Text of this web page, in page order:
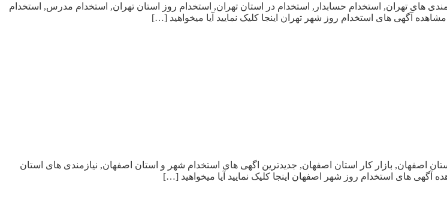
کار تهران, نیازمندی های تهران, استخدام حسابدار, استخدام در استان تهران, استخدام روز استان تهران, استخدام مدرس, استخدام
آگهی های استخدام روز شهر تهران اینجا کلیک نمایید آیا میخواهید […]
استخدام های استان اصفهان, بازار کار استان اصفهان, جدیدترین اگهی های استخدام شهر و استان اصفهان, نیازمندی های استان
های استخدام روز شهر اصفهان اینجا کلیک نمایید آیا میخواهید […]